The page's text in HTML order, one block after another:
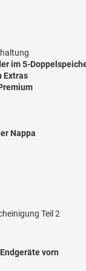
im 5-
Extras
Nappa
Teil 2
vorn